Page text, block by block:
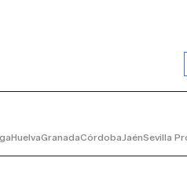
HuelvaGranadaCórdobaJaénSevilla